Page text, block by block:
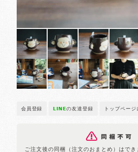
会員登録 LINEの友達登録 トップページ
ご注文後の同梱（注文のおまとめ）はでき